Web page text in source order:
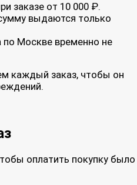
заказе от 10 000 ₽.
выдаются только
по Москве временно не
каждый заказ, чтобы он
оплатить покупку было